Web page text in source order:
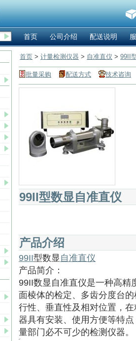
首页 公司介绍 配送说明
首页 > 计量检测仪器 > 自准直仪 > 99II
批量采购 配送方式 技术咨询
99II型数显自准直仪
产品介绍
99II型数显 自准直仪
产品简介：
99II数显自准直仪是一种高精
面棱体的检定、多齿分度台
行性、垂直性及相对位置，
器具有安装、使用方便等特
量部门必不可少的检测仪器。